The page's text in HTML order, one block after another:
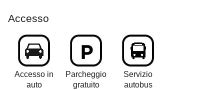
Accesso
Accesso in
auto
Parcheggio
gratuito
Servizio
autobus